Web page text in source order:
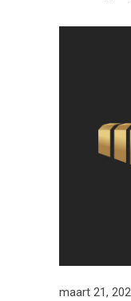
maart 21,